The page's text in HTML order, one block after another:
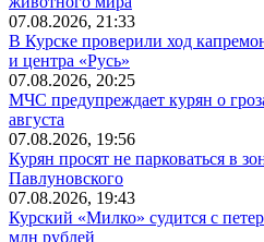
07.08.2026, 21:33
В Курске проверили ход
и центра «Русь»
07.08.2026, 20:25
МЧС предупреждает курян о
августа
07.08.2026, 19:56
Курян просят не парковаться в
Павлуновского
07.08.2026, 19:43
Курский «Милко» судится с
млн рублей